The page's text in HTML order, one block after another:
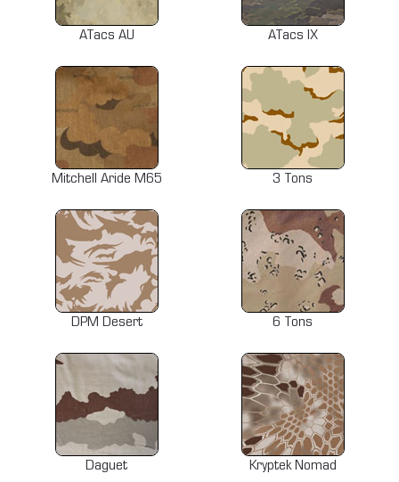
ATacs AU ATacs IX
Mitchell Aride M65 3 Tons
DPM Desert 6 Tons
Daguet Kryptek Nomad